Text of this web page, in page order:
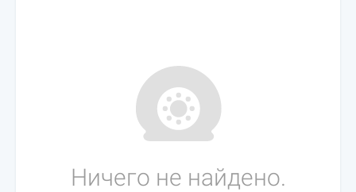
Ничего не найдено.